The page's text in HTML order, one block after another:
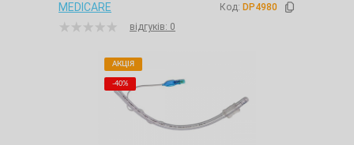
АКЦІЯ
-40%
MEDICARE Код: DP4980
відгуків: 0